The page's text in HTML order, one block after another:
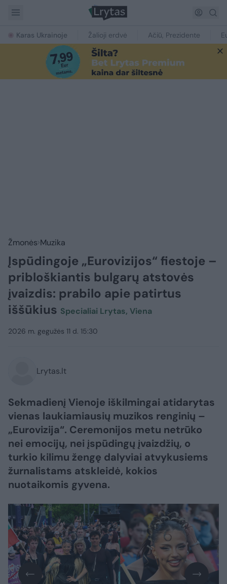
Karas Ukrainoje Žalioji erdvė Ačiū, Prezidente
Žmonės Muzika
Įspūdingoje „Eurovizijos“ fiestoje –
pribloškiantis bulgarų atstovės
įvaizdis: prabilo apie patirtus
iššūkius Specialiai Lrytas, Viena
2026 m. gegužės 11 d. 15:30
Lrytas.lt
Sekmadienį Vienoje iškilmingai atidarytas
vienas laukiamiausių muzikos renginių –
„Eurovizija“. Ceremonijos metu netrūko
nei emocijų, nei įspūdingų įvaizdžių, o
turkio kilimu žengę dalyviai atvykusiems
žurnalistams atskleidė, kokios
nuotaikomis gyvena.